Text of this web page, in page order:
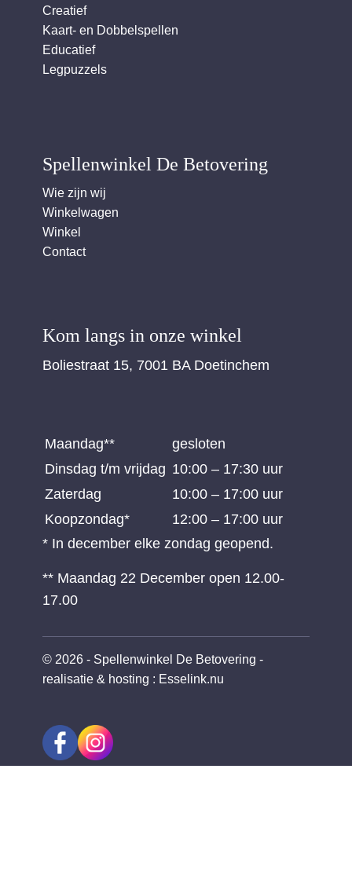
Creatief
Kaart- en Dobbelspellen
Educatief
Legpuzzels
Spellenwinkel De Betover​ing
Wie zijn wij
Winkelwagen
Winkel
Contact
Kom langs in onze winkel
Boliestraat 15, 7001 BA Doetinchem
Maandag**
gesloten
Dinsdag t/m vrijdag 10:00 – 17:30 uur
Zaterdag
10:00 – 17:00 uur
Koopzondag*
12:00 – 17:00 uur
* In december elke zondag geopend.
** Maandag 22 December open 12.00-
17.00
© 2026 - Spellenwinkel De Betovering -
realisatie & hosting : Esselink.nu